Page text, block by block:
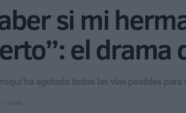
si mi
el drama
ha agotado todas las vías posibles
- 14:45